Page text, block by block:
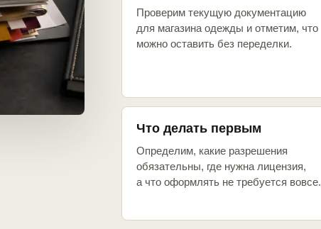
Проверим текущую документацию
для магазина одежды и отметим, что
можно оставить без переделки.
Что делать первым
Определим, какие разрешения
обязательны, где нужна лицензия,
а что оформлять не требуется вовсе.